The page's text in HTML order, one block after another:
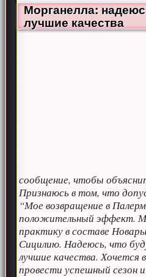
Морганелла:
лучшие качества
сообщение, чтобы
Признаюсь в том, что
“Мое возвращение в
положительный эффект.
практику в составе
Сицилию. Надеюсь, что
лучшие качества.
провести успешный сезон